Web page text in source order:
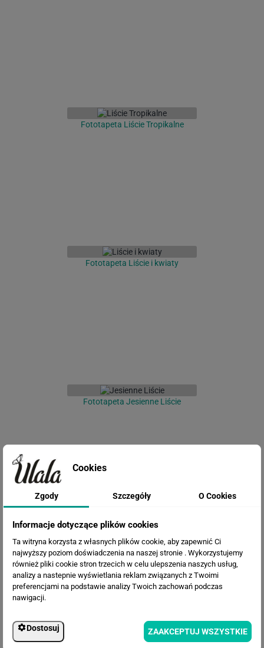
Fototapeta Liście Tropikalne
Fototapeta Liście i kwiaty
Fototapeta Jesienne Liście
Fototapeta Zielone liście i gałązki
Cookies
Zgody Szczegóły O Cookies
Informacje dotyczące plików cookies
Ta witryna korzysta z własnych plików cookie, aby zapewnić Ci
najwyższy poziom doświadczenia na naszej stronie . Wykorzystujemy
również pliki cookie stron trzecich w celu ulepszenia naszych usług,
analizy a nastepnie wyświetlania reklam związanych z Twoimi
preferencjami na podstawie analizy Twoich zachowań podczas
nawigacji.
Dostosuj ZAAKCEPTUJ WSZYSTKIE